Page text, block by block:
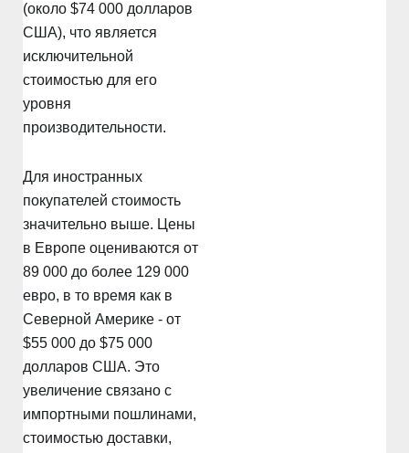
(около $74 000 долларов
США), что является
исключительной
стоимостью для его
уровня
производительности.
Для иностранных
покупателей стоимость
значительно выше. Цены
в Европе оцениваются от
89 000 до более 129 000
евро, в то время как в
Северной Америке - от
$55 000 до $75 000
долларов США. Это
увеличение связано с
импортными пошлинами,
стоимостью доставки,